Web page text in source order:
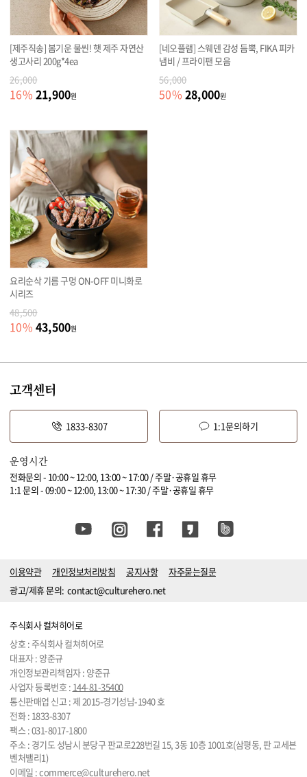
[제주직송] 봄기운 물씬! 햇 제주 자연산
생고사리 200g*4ea
26,000
16% 21,900원
[네오플램] 스웨덴 감성 듬뿍, FIKA 피카
냄비 / 프라이팬 모음
56,000
50% 28,000원
요리순삭 기름 구멍 ON-OFF 미니화로
시리즈
48,500
10% 43,500원
고객센터
1833-8307 1:1문의하기
운영시간
전화문의 - 10:00 ~ 12:00, 13:00 ~ 17:00 / 주말·공휴일 휴무
1:1 문의 - 09:00 ~ 12:00, 13:00 ~ 17:30 / 주말·공휴일 휴무
이용약관 개인정보처리방침 공지사항
자주묻는질문
광고/제휴 문의: contact@culturehero.net
주식회사 컬쳐히어로
상호 : 주식회사 컬쳐히어로
대표자 : 양준규
개인정보관리책임자 : 양준규
사업자 등록번호 : 144-81-35400
통신판매업 신고 : 제 2015-경기성남-1940 호
전화 : 1833-8307
팩스 : 031-8017-1800
주소 : 경기도 성남시 분당구 판교로228번길 15, 3동 10층 1001호(삼평동, 판 교세븐
벤처밸리1)
이메일 :commerce@culturehero.net